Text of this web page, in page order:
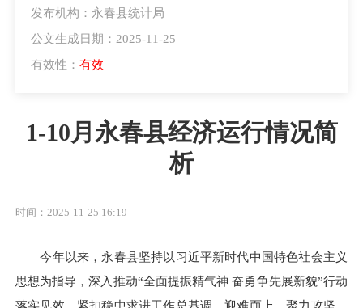
发布机构：永春县统计局
公文生成日期：2025-11-25
有效性： 有效
1-10月永春县经济运行情况简
析
时间：2025-11-25 16:19
今年以来，永春县坚持以习近平新时代中国特色社会主义
思想为指导，深入推动“全面提振精气神 奋勇争先展新貌”行动
落实见效，紧扣稳中求进工作总基调，迎难而上，聚力攻坚，